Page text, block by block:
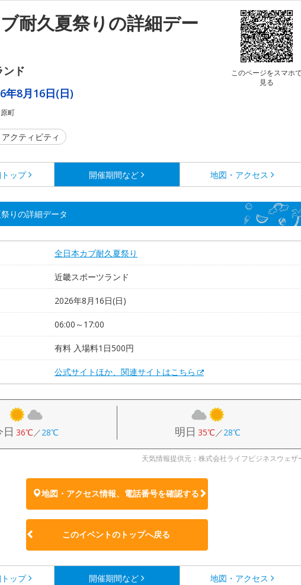
耐久夏祭りの詳細デー
ンド
このページをスマホ
見る
年8月16日(日)
町
クティビティ
トップ 開催期間など 地図・アクセス
りの詳細データ
全日本カブ耐久夏祭り
近畿スポーツランド
2026年8月16日(日)
06:00～17:00
有料 入場料1日500円
公式サイトほか、関連サイトはこちら
日 36℃／28℃ 明日 35℃／28℃
天気情報提供元：株式会社ライフビジネスウェザ
地図・アクセス情報、電話番号を確認する
このイベントのトップへ戻る
トップ 開催期間など 地図・アクセス